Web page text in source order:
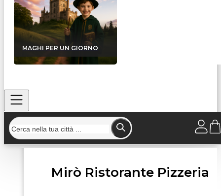
MAGHI PER UN GIORNO
Home/Strutture/Mirò Ristorante Pizzeria
Mirò Ristorante Pizzeria